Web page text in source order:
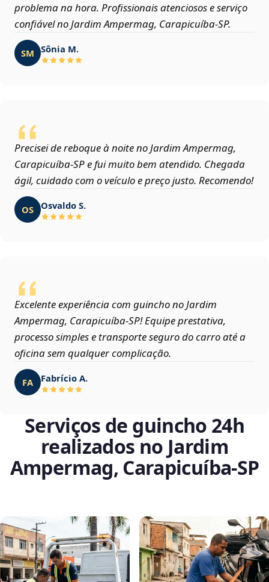
problema na hora. Profissionais atenciosos e serviço
confiável no Jardim Ampermag, Carapicuíba‑SP.
SM Sônia M.
Precisei de reboque à noite no Jardim Ampermag,
Carapicuíba‑SP e fui muito bem atendido. Chegada
ágil, cuidado com o veículo e preço justo. Recomendo!
OS Osvaldo S.
Excelente experiência com guincho no Jardim
Ampermag, Carapicuíba‑SP! Equipe prestativa,
processo simples e transporte seguro do carro até a
oficina sem qualquer complicação.
FA Fabrício A.
Serviços de guincho 24h
realizados no Jardim
Ampermag, Carapicuíba‑SP